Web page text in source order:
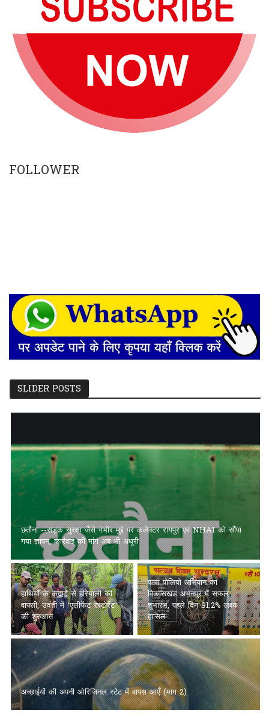
FOLLOWER
SLIDER POSTS
छतौना --सड़क सुरक्षा जैसे गंभीर मुद्दे पर कलेक्टर रायपुर एवं NHAI को सौंपा
गया ज्ञापन, कार्रवाई की मांग अब भी अधूरी
हाथियों के कदमों से हरियाली की
वापसी, उदंती में ‘एलीफेंट रेस्टोरेंट’
की शुरुआत
पल्स पोलियो अभियान का
विकासखंड अभनपुर में सफल
शुभारंभ, पहले दिन 91.2% लक्ष्य
हासिल
अच्छाईयों की अपनी ओरिजिनल स्टेट में वापस आएँ (भाग 2)